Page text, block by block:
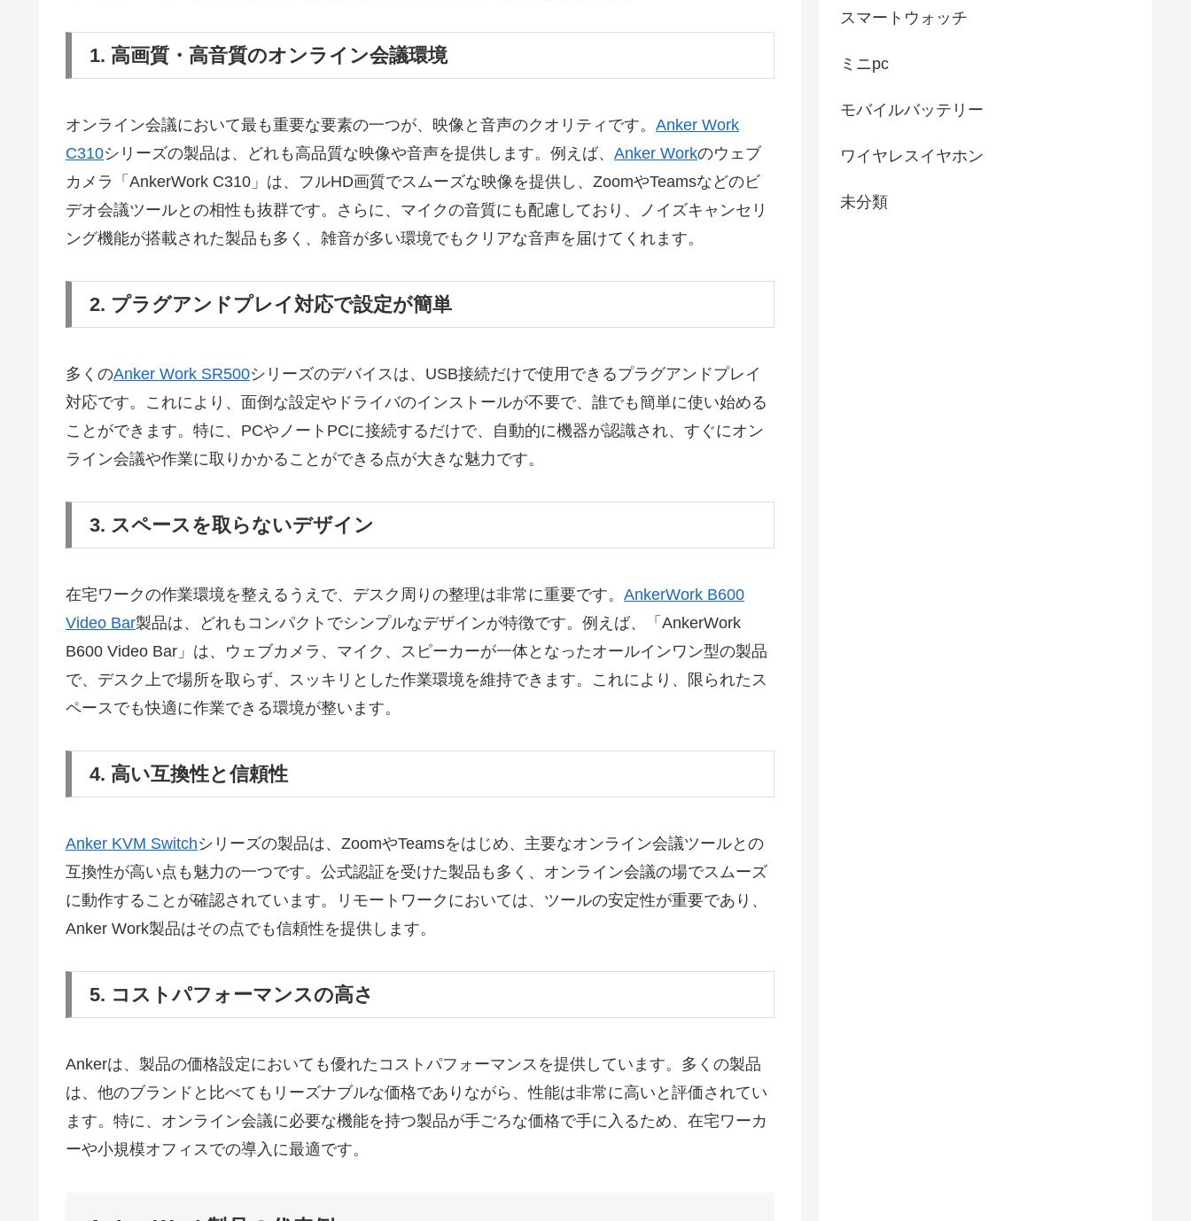
1. 高画質・高音質のオンライン会議環境
オンライン会議において最も重要な要素の一つが、映像と音声のクオリティです。 Anker Work
C310シリーズの製品は、どれも高品質な映像や音声を提供します。例えば、 Anker Workのウェブ
カメラ「AnkerWork C310」は、フルHD画質でスムーズな映像を提供し、ZoomやTeamsなどのビ
デオ会議ツールとの相性も抜群です。さらに、マイクの音質にも配慮しており、ノイズキャンセリ
ング機能が搭載された製品も多く、雑音が多い環境でもクリアな音声を届けてくれます。
2. プラグアンドプレイ対応で設定が簡単
多くのAnker Work SR500シリーズのデバイスは、USB接続だけで使用できるプラグアンドプレイ
対応です。これにより、面倒な設定やドライバのインストールが不要で、誰でも簡単に使い始める
ことができます。特に、PCやノートPCに接続するだけで、自動的に機器が認識され、すぐにオン
ライン会議や作業に取りかかることができる点が大きな魅力です。
3. スペースを取らないデザイン
在宅ワークの作業環境を整えるうえで、デスク周りの整理は非常に重要です。 AnkerWork B600
Video Bar製品は、どれもコンパクトでシンプルなデザインが特徴です。例えば、「AnkerWork
B600 Video Bar」は、ウェブカメラ、マイク、スピーカーが一体となったオールインワン型の製品
で、デスク上で場所を取らず、スッキリとした作業環境を維持できます。これにより、限られたス
ペースでも快適に作業できる環境が整います。
4. 高い互換性と信頼性
Anker KVM Switchシリーズの製品は、ZoomやTeamsをはじめ、主要なオンライン会議ツールとの
互換性が高い点も魅力の一つです。公式認証を受けた製品も多く、オンライン会議の場でスムーズ
に動作することが確認されています。リモートワークにおいては、ツールの安定性が重要であり、
Anker Work製品はその点でも信頼性を提供します。
5. コストパフォーマンスの高さ
Ankerは、製品の価格設定においても優れたコストパフォーマンスを提供しています。多くの製品
は、他のブランドと比べてもリーズナブルな価格でありながら、性能は非常に高いと評価されてい
ます。特に、オンライン会議に必要な機能を持つ製品が手ごろな価格で手に入るため、在宅ワーカ
ーや小規模オフィスでの導入に最適です。
スマートウォッチ
ミニpc
モバイルバッテリー
ワイヤレスイヤホン
未分類